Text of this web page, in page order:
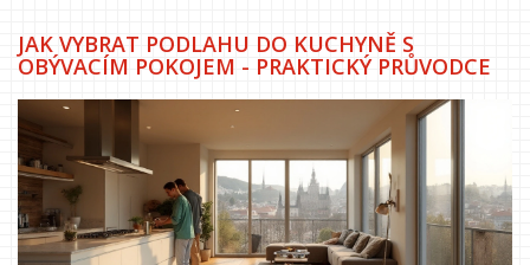
JAK VYBRAT PODLAHU DO KUCHYNĚ S
OBÝVACÍM POKOJEM - PRAKTICKÝ PRŮVODCE